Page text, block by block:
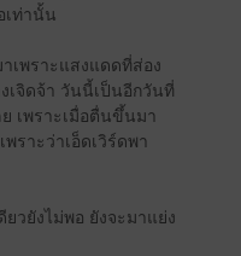
เท่านั้น
เพราะแสงแดดที่ส่อง
เจิดจ้า วันนี้เป็นอีกวันที่
เพราะเมื่อตื่นขึ้นมา
ราะว่าเอ็ดเวิร์ดพา
วยังไม่พอ ยังจะมาแย่ง